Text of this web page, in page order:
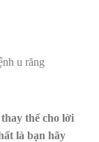
u răng
thế cho lời
là bạn hãy